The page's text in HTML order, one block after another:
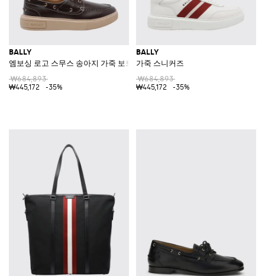
BALLY
엠보싱 로고 스무스 송아지 가죽 보트 슈즈
₩684,893
₩445,172
-35%
BALLY
가죽 스니커즈
₩684,893
₩445,172
-35%